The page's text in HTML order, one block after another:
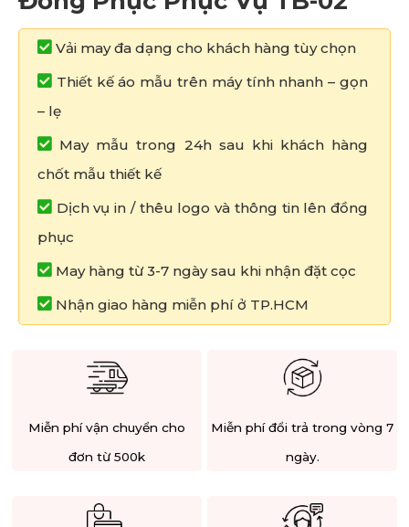
Vải may đa dạng cho khách hàng tùy chọn
Thiết kế áo mẫu trên máy tính nhanh – gọn
– lẹ
May mẫu trong 24h sau khi khách hàng
chốt mẫu thiết kế
Dịch vụ in / thêu logo và thông tin lên đồng
phục
May hàng từ 3-7 ngày sau khi nhận đặt cọc
Nhận giao hàng miễn phí ở TP.HCM
Miễn phí vận chuyển cho
đơn từ 500k
Miễn phí đổi trả trong vòng 7
ngày.